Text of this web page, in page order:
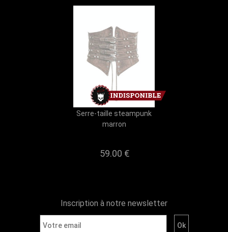
Serre-taille steampunk
marron
59.00 €
Inscription à notre newsletter